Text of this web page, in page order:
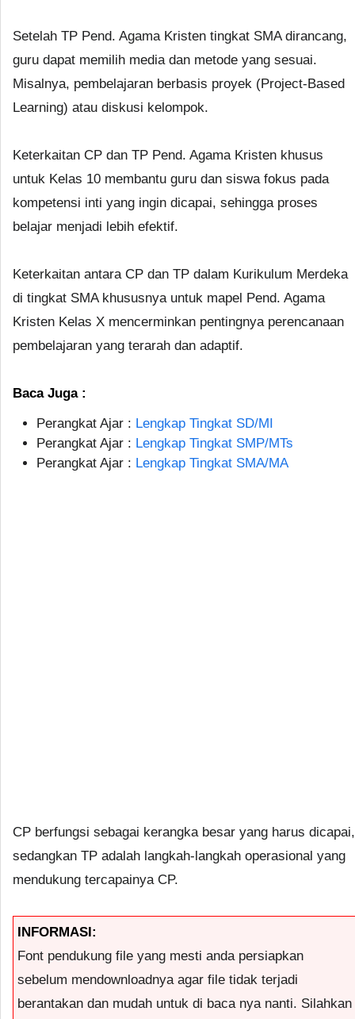
Setelah TP Pend. Agama Kristen tingkat SMA dirancang,
guru dapat memilih media dan metode yang sesuai.
Misalnya, pembelajaran berbasis proyek (Project-Based
Learning) atau diskusi kelompok.
Keterkaitan CP dan TP Pend. Agama Kristen khusus
untuk Kelas 10 membantu guru dan siswa fokus pada
kompetensi inti yang ingin dicapai, sehingga proses
belajar menjadi lebih efektif.
Keterkaitan antara CP dan TP dalam Kurikulum Merdeka
di tingkat SMA khususnya untuk mapel Pend. Agama
Kristen Kelas X mencerminkan pentingnya perencanaan
pembelajaran yang terarah dan adaptif.
Baca Juga :
Perangkat Ajar : Lengkap Tingkat SD/MI
Perangkat Ajar : Lengkap Tingkat SMP/MTs
Perangkat Ajar : Lengkap Tingkat SMA/MA
CP berfungsi sebagai kerangka besar yang harus dicapai,
sedangkan TP adalah langkah-langkah operasional yang
mendukung tercapainya CP.
INFORMASI:
Font pendukung file yang mesti anda persiapkan
sebelum mendownloadnya agar file tidak terjadi
berantakan dan mudah untuk di baca nya nanti. Silahkan